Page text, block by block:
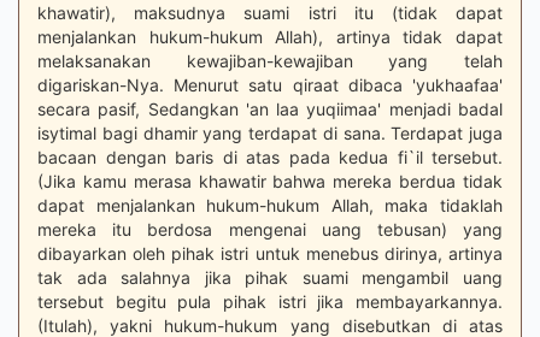
khawatir), maksudnya suami istri itu (tidak dapat
menjalankan hukum-hukum Allah), artinya tidak dapat
melaksanakan kewajiban-kewajiban yang telah
digariskan-Nya. Menurut satu qiraat dibaca 'yukhaafaa'
secara pasif, Sedangkan 'an laa yuqiimaa' menjadi badal
isytimal bagi dhamir yang terdapat di sana. Terdapat juga
bacaan dengan baris di atas pada kedua fi`il tersebut.
(Jika kamu merasa khawatir bahwa mereka berdua tidak
dapat menjalankan hukum-hukum Allah, maka tidaklah
mereka itu berdosa mengenai uang tebusan) yang
dibayarkan oleh pihak istri untuk menebus dirinya, artinya
tak ada salahnya jika pihak suami mengambil uang
tersebut begitu pula pihak istri jika membayarkannya.
(Itulah), yakni hukum-hukum yang disebutkan di atas